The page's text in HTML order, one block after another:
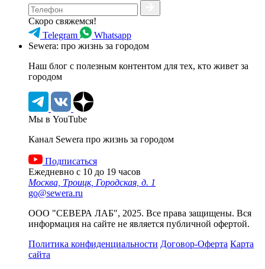
Скоро свяжемся!
Telegram
Whatsapp
Sewera: про жизнь за городом
Наш блог c полезным контентом для тех, кто живет за
городом
Мы в YouTube
Канал Sewera про жизнь за городом
Подписаться
Ежедневно с 10 до 19 часов
Москва, Троицк, Городская, д. 1
go@sewera.ru
ООО "СЕВЕРА ЛАБ", 2025. Все права защищены. Вся
информация на сайте не является публичной офертой.
Политика конфиденциальности Договор-Оферта Карта
сайта